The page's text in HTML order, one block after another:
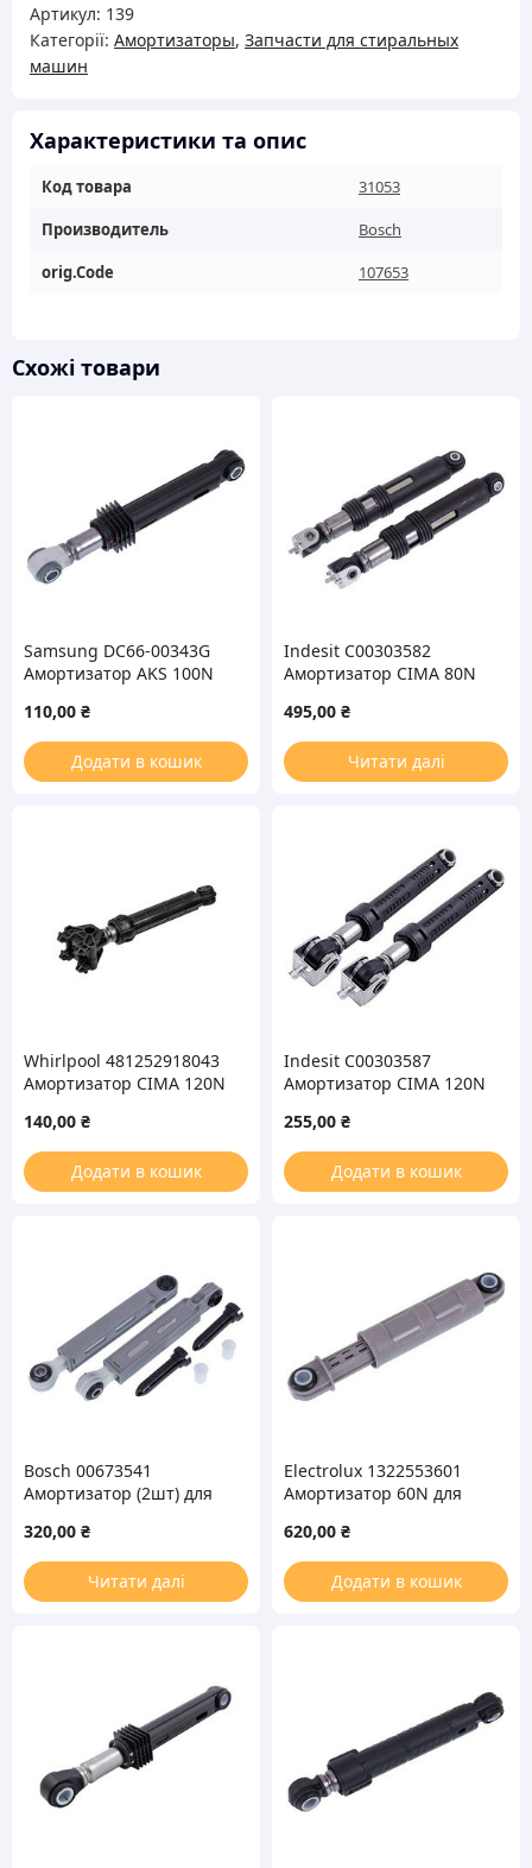
машин
Bosch
31053
Артикул: 139
Категорії: Амортизаторы, Запчасти для стиральных
машин
Характеристики та опис
Код товара
31053
Производитель
Bosch
orig.Code
107653
Схожі товари
Samsung DC66-00343G
Амортизатор AKS 100N
110,00 ₴
Додати в кошик
Indesit C00303582
Амортизатор CIMA 80N
2шт
495,00 ₴
Читати далі
Whirlpool 481252918043
Амортизатор CIMA 120N
140,00 ₴
Додати в кошик
Indesit C00303587
Амортизатор CIMA 120N
машины
255,00 ₴
Додати в кошик
Bosch 00673541
Амортизатор (2шт) для
320,00 ₴
Читати далі
Electrolux 1322553601
Амортизатор 60N для
620,00 ₴
Додати в кошик